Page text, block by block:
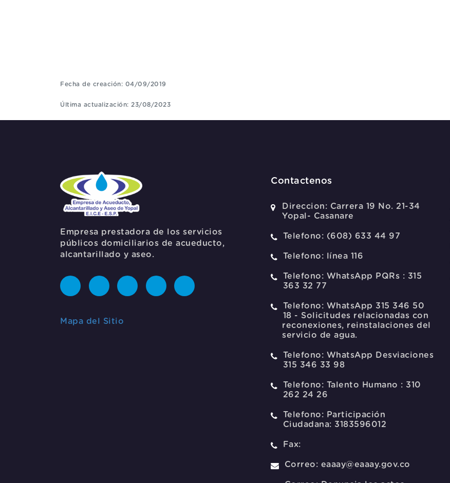
Fecha de creación: 04/09/2019
Última actualización: 23/08/2023
Empresa prestadora de los servicios
públicos domiciliarios de acueducto,
alcantarillado y aseo.
Mapa del Sitio
Contactenos
Direccion: Carrera 19 No. 21-34
Yopal- Casanare
Telefono: (608) 633 44 97
Telefono: línea 116
Telefono: WhatsApp PQRs : 315
363 32 77
Telefono: WhatsApp 315 346 50
18 - Solicitudes relacionadas con
reconexiones, reinstalaciones del
servicio de agua.
Telefono: WhatsApp Desviaciones
315 346 33 98
Telefono: Talento Humano : 310
262 24 26
Telefono: Participación
Ciudadana: 3183596012
Fax:
Correo: eaaay@eaaay.gov.co